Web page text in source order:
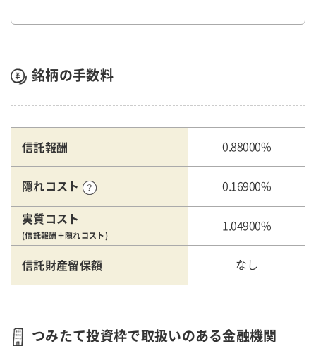
銘柄の手数料
信託報酬 0.88000%
隠れコスト 0.16900%
実質コスト
(信託報酬＋隠れコスト)
1.04900%
信託財産留保額 なし
つみたて投資枠で取扱いのある金融機関